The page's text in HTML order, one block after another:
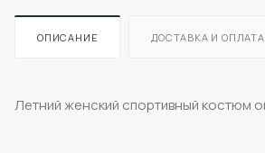
ОПИСАНИЕ ДОСТАВКА И ОПЛАТА
Летний женский спортивный костюм